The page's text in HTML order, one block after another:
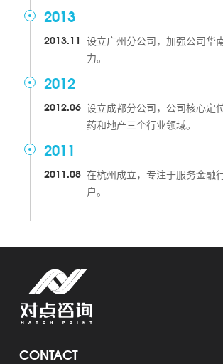
2013
2013.11
设立广州分公司，加强公司华
力。
2012
2012.06 设立成都分公司，公司核心定
药和地产三个行业领域。
2011
2011.08 在杭州成立，专注于服务金融
户。
CONTACT